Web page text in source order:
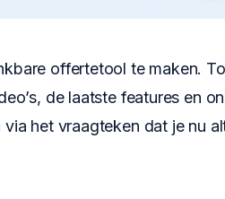
offertetool te maken.
de laatste features en
het vraagteken dat je nu